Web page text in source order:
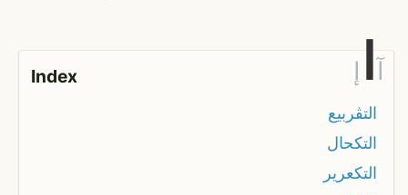
Index إ آ
التڨربيع
التكحال
التكعرير